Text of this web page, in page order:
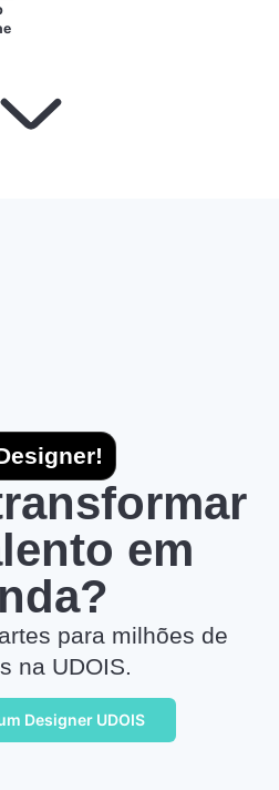
em
para milhões de
na UDOIS.
Designer UDOIS